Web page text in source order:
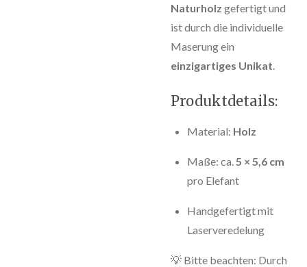
Naturholz gefertigt und
ist durch die individuelle
Maserung ein
einzigartiges Unikat
Produktdetails:
Material: Holz
Maße: ca. 5 × 5,6 cm
pro Elefant
Handgefertigt mit
Laserveredelung
💡 Bitte beachten: Durch